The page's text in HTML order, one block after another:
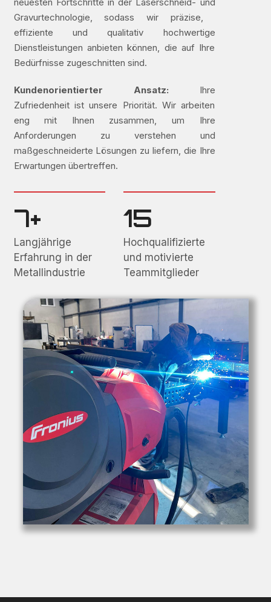
Gravurtechnologie, sodass wir präzise, ​​
effiziente und qualitativ hochwertige
Dienstleistungen anbieten können, die auf Ihre
Bedürfnisse zugeschnitten sind.
Kundenorientierter Ansatz: Ihre
Zufriedenheit ist unsere Priorität. Wir arbeiten
eng mit Ihnen zusammen, um Ihre
Anforderungen zu verstehen und
maßgeschneiderte Lösungen zu liefern, die Ihre
Erwartungen übertreffen.
7+
Langjährige
Erfahrung in der
Metallindustrie
15
Hochqualifizierte
und motivierte
Teammitglieder